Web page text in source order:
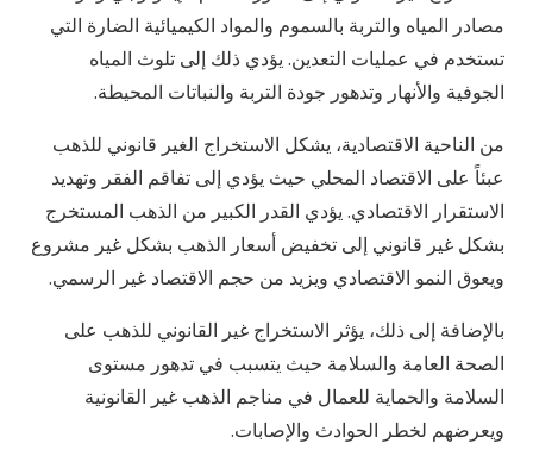
مصادر المياه والتربة بالسموم والمواد الكيميائية الضارة التي
تستخدم في عمليات التعدين. يؤدي ذلك إلى تلوث المياه
الجوفية والأنهار وتدهور جودة التربة والنباتات المحيطة.
من الناحية الاقتصادية، يشكل الاستخراج الغير قانوني للذهب
عبئاً على الاقتصاد المحلي حيث يؤدي إلى تفاقم الفقر وتهديد
الاستقرار الاقتصادي. يؤدي القدر الكبير من الذهب المستخرج
بشكل غير قانوني إلى تخفيض أسعار الذهب بشكل غير مشروع
ويعوق النمو الاقتصادي ويزيد من حجم الاقتصاد غير الرسمي.
بالإضافة إلى ذلك، يؤثر الاستخراج غير القانوني للذهب على
الصحة العامة والسلامة حيث يتسبب في تدهور مستوى
السلامة والحماية للعمال في مناجم الذهب غير القانونية
ويعرضهم لخطر الحوادث والإصابات.